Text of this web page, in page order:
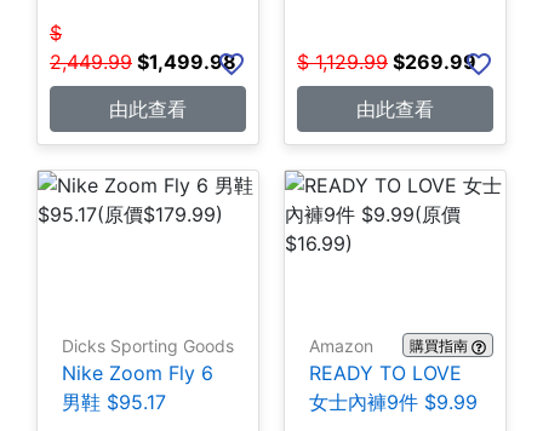
$
2,449.99 $1,499.98
由此查看
$ 1,129.99 $269.99
由此查看
Dicks Sporting Goods
Nike Zoom Fly 6
男鞋 $95.17
Amazon 購買指南
READY TO LOVE
女士內褲9件 $9.99